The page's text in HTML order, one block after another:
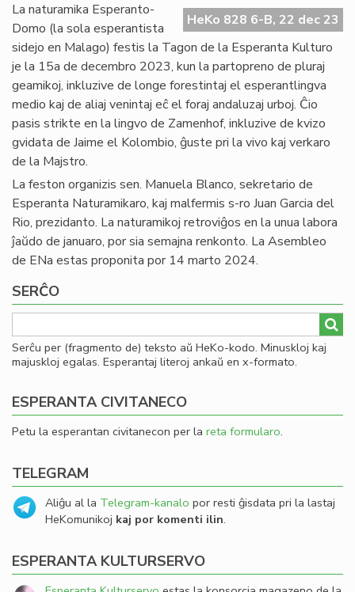
HeKo 828 6-B, 22 dec 23
La naturamika Esperanto-
Domo (la sola esperantista
sidejo en Malago) festis la Tagon de la Esperanta Kulturo
je la 15a de decembro 2023, kun la partopreno de pluraj
geamikoj, inkluzive de longe forestintaj el esperantlingva
medio kaj de aliaj venintaj eĉ el foraj andaluzaj urboj. Ĉio
pasis strikte en la lingvo de Zamenhof, inkluzive de kvizo
gvidata de Jaime el Kolombio, ĝuste pri la vivo kaj verkaro
de la Majstro.
La feston organizis sen. Manuela Blanco, sekretario de
Esperanta Naturamikaro, kaj malfermis s-ro Juan Garcia del
Rio, prezidanto. La naturamikoj retroviĝos en la unua labora
ĵaŭdo de januaro, por sia semajna renkonto. La Asembleo
de ENa estas proponita por 14 marto 2024.
SERĈO
Serĉu per (fragmento de) teksto aŭ HeKo-kodo. Minuskloj kaj
majuskloj egalas. Esperantaj literoj ankaŭ en x-formato.
ESPERANTA CIVITANECO
Petu la esperantan civitanecon per la reta formularo.
TELEGRAM
Aliĝu al la Telegram-kanalo por resti ĝisdata pri la lastaj
HeKomunikoj kaj por komenti ilin.
ESPERANTA KULTURSERVO